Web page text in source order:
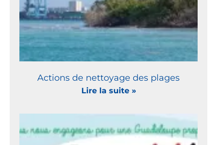
Actions de nettoyage des plages
Lire la suite »